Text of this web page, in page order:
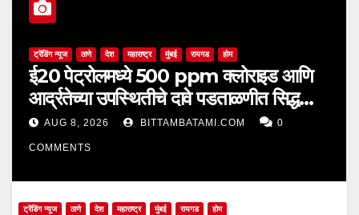
ट्रेंडिंग न्यूज ठाणे देश महाराष्ट्र मुंबई रायगड होम
ई20 पेट्रोलमध्ये 500 ppm क्लोराइड आणि
आर्द्रतेच्या उपस्थितीचे दावे पडताळणीत सिद्ध
झाले नाहीत
AUG 8, 2026 BITTAMBATAMI.COM 0
COMMENTS
ट्रेंडिंग न्यूज ठाणे देश महाराष्ट्र मुंबई रायगड होम